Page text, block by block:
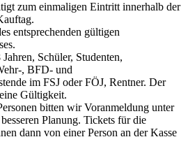
zum einmaligen Eintritt innerhalb der
entsprechenden gültigen
Schüler, Studenten,
, BFD- und
im FSJ oder FÖJ, Rentner. Der
Gültigkeit.
bitten wir Voranmeldung unter
Planung. Tickets für die
dann von einer Person an der Kasse